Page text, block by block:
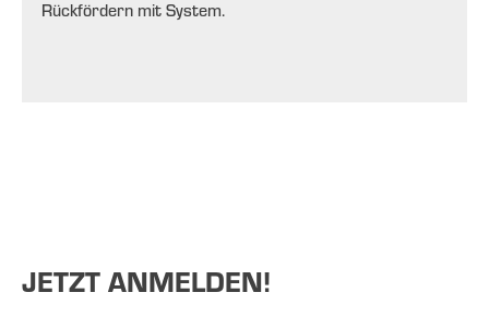
Rückfördern mit System.
JETZT ANMELDEN!